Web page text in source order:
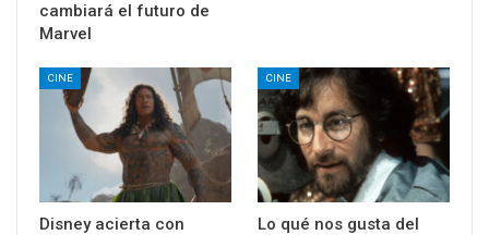
cambiará el futuro de
Marvel
CINE
Disney acierta con
CINE
Lo qué nos gusta del